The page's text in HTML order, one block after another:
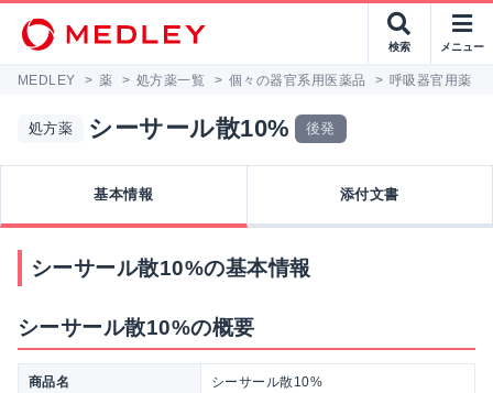
検索 メニュー
MEDLEY > 薬 > 処方薬一覧 > 個々の器官系用医薬品 > 呼吸器官用薬
処方薬 シーサール散10% 後発
基本情報 添付文書
シーサール散10%の基本情報
シーサール散10%の概要
商品名 シーサール散10%